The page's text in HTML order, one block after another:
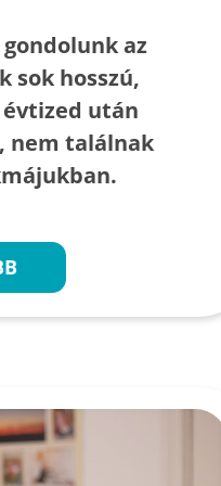
az
sok hosszú,
után
nem találnak